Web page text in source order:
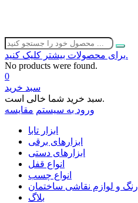
برای محصولات بیشتر کلیک کنید.
No products were found.
0
سبد خرید
سبد خرید شما خالی است.
ورود به سیستم مقایسه
ابزار تابا
ابزارهای برقی
ابزارهای دستی
انواع قفل
انواع چسب
رنگ و لوازم نقاشی ساختمان
بلاگ